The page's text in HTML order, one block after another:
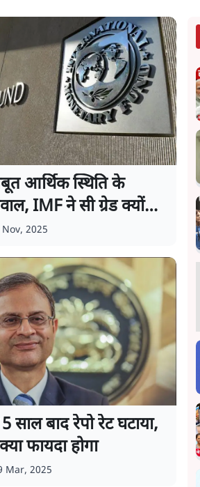
आर्थिक स्थिति के
IMF ने सी ग्रेड क्यों
2025
बाद रेपो रेट घटाया,
फायदा होगा
Mar, 2025